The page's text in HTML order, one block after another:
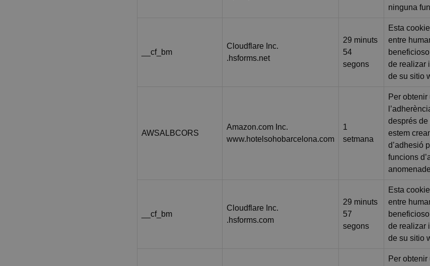
ninguna
__cf_bm
Cloudflare Inc.
.hsforms.net
29 minuts
54
segons
Esta
entre
de realizar
de su sitio
AWSALBCORS
Amazon.com Inc.
www.hotelsohobarcelona.com
1
setmana
Per
després de
estem
d’adhesió
funcions
__cf_bm
Cloudflare Inc.
.hsforms.com
29 minuts
57
segons
Esta
entre
de realizar
de su sitio
Per